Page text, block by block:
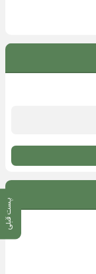
پست قبلی